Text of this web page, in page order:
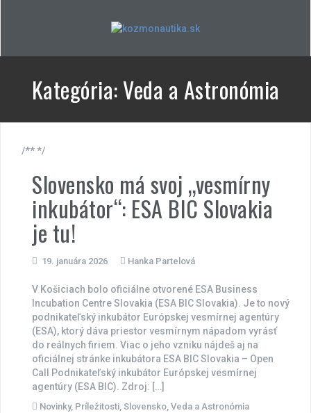
Kategória:Veda a Astronómia
/** */
Slovensko má svoj „vesmírny
inkubátor“: ESA BIC Slovakia
je tu!
19. januára 2026 Hanka Partelová
V Košiciach bolo oficiálne otvorené ESA Business
Incubation Centre Slovakia (ESA BIC Slovakia). Je to nový
podnikateľský inkubátor Európskej vesmírnej agentúry
(ESA), ktorý dáva priestor vesmírnym nápadom vyrásť
do reálnych firiem. Viac o jeho vzniku nájdeš aj na
oficiálnej stránke inkubátora ESA BIC Slovakia – Open
Call Podnikateľský inkubátor Európskej vesmírnej
agentúry (ESA BIC). Zdroj: […]
Novinky, Príležitosti, Slovensko, Veda a Astronómia